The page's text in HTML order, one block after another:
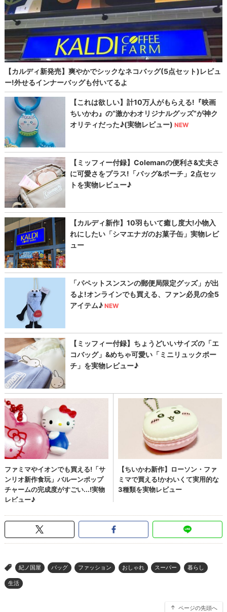
> 紀ノ国屋 バッグ ファッション おしゃれ スーパー 暮らし
生活
ページの先頭へ